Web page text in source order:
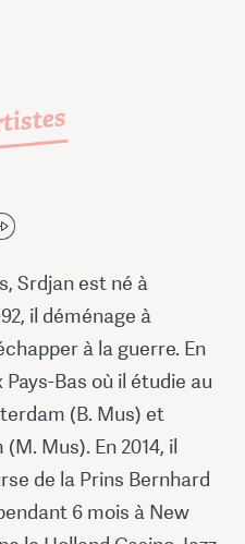
Srdjan est né à
il déménage à
à la guerre. En
Bas où il étudie au
(B. Mus) et
Mus). En 2014, il
de la Prins Bernhard
6 mois à New